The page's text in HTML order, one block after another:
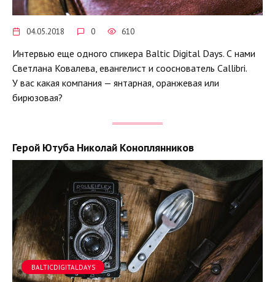
04.05.2018 0 610
Интервью еще одного спикера Baltic Digital Days. С нами
Светлана Ковалева, евангелист и сооснователь Callibri.
У вас какая компания — янтарная, оранжевая или
бирюзовая?
Герой Ютуба Николай Коноплянников
BALTICDIGITALDAYS